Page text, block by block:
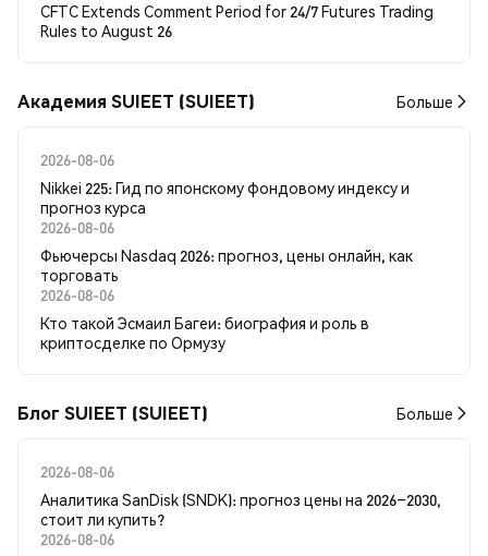
CFTC Extends Comment Period for 24/7 Futures Trading
Rules to August 26
Академия SUIEET (SUIEET) Больше
2026-08-06
Nikkei 225: Гид по японскому фондовому индексу и
прогноз курса
2026-08-06
Фьючерсы Nasdaq 2026: прогноз, цены онлайн, как
торговать
2026-08-06
Кто такой Эсмаил Багеи: биография и роль в
криптосделке по Ормузу
Блог SUIEET (SUIEET) Больше
2026-08-06
Аналитика SanDisk (SNDK): прогноз цены на 2026–2030,
стоит ли купить?
2026-08-06